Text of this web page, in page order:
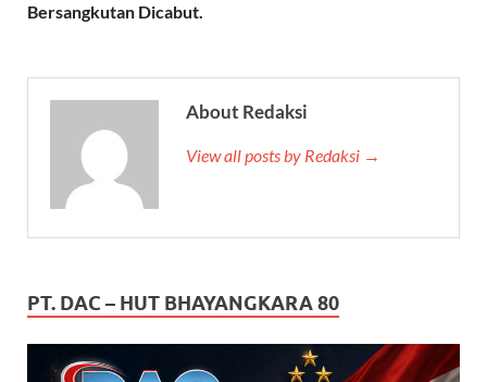
Bersangkutan Dicabut.
About Redaksi
View all posts by Redaksi →
PT. DAC – HUT BHAYANGKARA 80